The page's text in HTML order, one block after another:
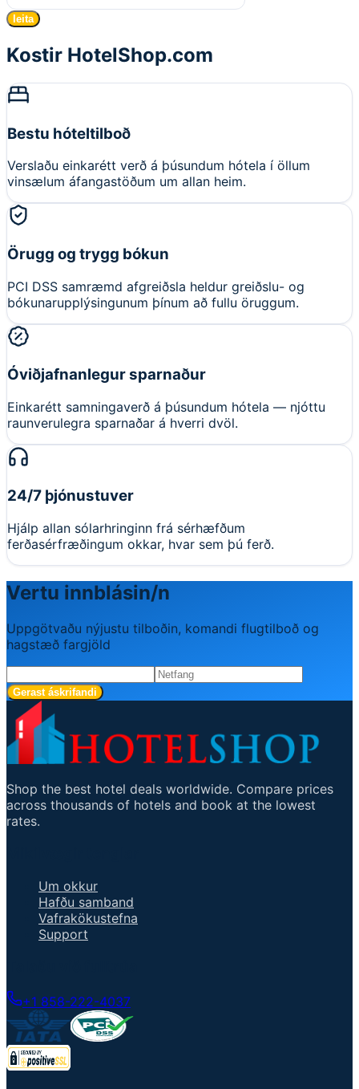
leita
Kostir HotelShop.com
Bestu hóteltilboð
Verslaðu einkarétt verð á þúsundum hótela í öllum
vinsælum áfangastöðum um allan heim.
Örugg og trygg bókun
PCI DSS samræmd afgreiðsla heldur greiðslu- og
bókunarupplýsingunum þínum að fullu öruggum.
Óviðjafnanlegur sparnaður
Einkarétt samningaverð á þúsundum hótela — njóttu
raunverulegra sparnaðar á hverri dvöl.
24/7 þjónustuver
Hjálp allan sólarhringinn frá sérhæfðum
ferðasérfræðingum okkar, hvar sem þú ferð.
Vertu innblásin/n
Uppgötvaðu nýjustu tilboðin, komandi flugtilboð og
hagstæð fargjöld
Gerast áskrifandi
Shop the best hotel deals worldwide. Compare prices
across thousands of hotels and book at the lowest
rates.
Um okkur
Hafðu samband
Vafrakökustefna
Support
+1 858-222-4037